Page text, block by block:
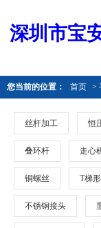
深圳市宝
您当前的位置： 首页 >
丝杆加工 恒
叠环杆 走心
铜螺丝 T梯
不锈钢接头